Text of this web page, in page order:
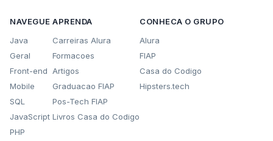
NAVEGUE
Java
Geral
Front-end
Mobile
SQL
JavaScript
PHP
APRENDA
Carreiras Alura
Formacoes
Artigos
Graduacao FIAP
Pos-Tech FIAP
Livros Casa do Codigo
CONHECA O GRUPO
Alura
FIAP
Casa do Codigo
Hipsters.tech